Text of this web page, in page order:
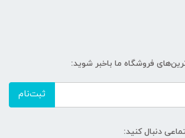
فروشگاه ما باخبر شوید:
ثبت‌نام
دنبال کنید: